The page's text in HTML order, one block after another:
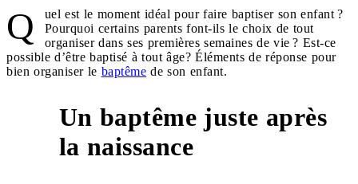
Q
uel est le moment idéal pour faire baptiser son enfant ?
Pourquoi certains parents font-ils le choix de tout
organiser dans ses premières semaines de vie ? Est-ce
possible d’être baptisé à tout âge? Éléments de réponse pour
bien organiser le baptême de son enfant.
Un baptême juste après
la naissance